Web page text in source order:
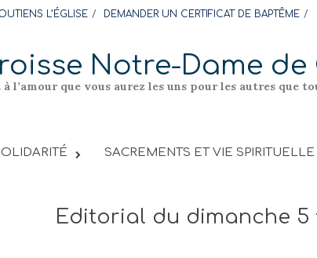
L’ÉGLISE DEMANDER UN CERTIFICAT DE BAPTÊME
Notre-Dame
à l’amour que vous aurez les uns pour les autres que
SACREMENTS ET VIE SPIRITUELLE
Editorial du dimanche 5